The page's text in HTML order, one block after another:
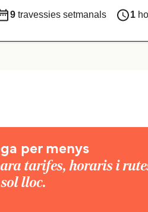
9 travessies setmanals 1
per menys
tarifes, horaris i
lloc.